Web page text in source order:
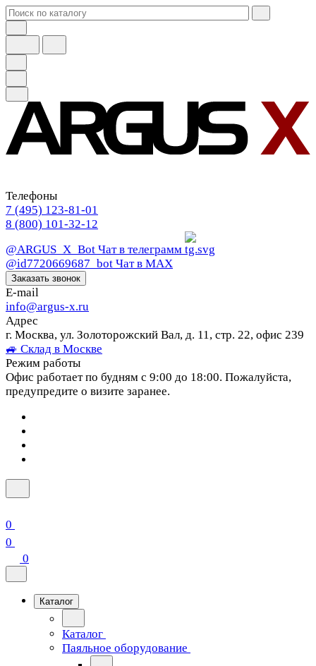
Телефоны
7 (495) 123-81-01
8 (800) 101-32-12
@ARGUS_X_Bot Чат в телеграмм
@id7720669687_bot Чат в МАХ
Заказать звонок
E-mail
info@argus-x.ru
Адрес
г. Москва, ул. Золоторожский Вал, д. 11, стр. 22, офис 239
🚙 Склад в Москве
Режим работы
Офис работает по будням с 9:00 до 18:00. Пожалуйста,
предупредите о визите заранее.
0
0
0
Каталог
Каталог
Паяльное оборудование